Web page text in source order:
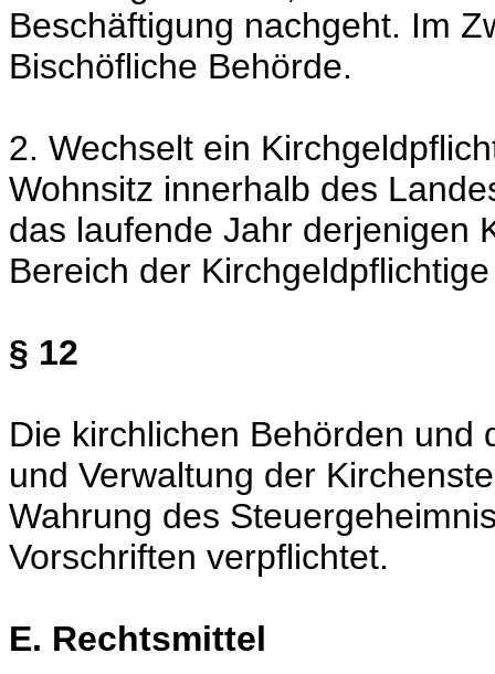
Beschäftigung nachgeht. Im
Bischöfliche Behörde.
2. Wechselt ein
Wohnsitz innerhalb des
das laufende Jahr derjenigen
Bereich der
§ 12
Die kirchlichen Behörden und
und Verwaltung der
Wahrung des
Vorschriften verpflichtet.
E. Rechtsmittel